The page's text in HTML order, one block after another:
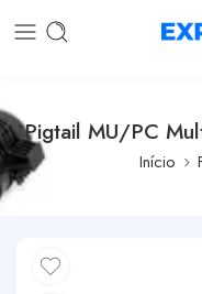
Pigtail MU/PC
Início